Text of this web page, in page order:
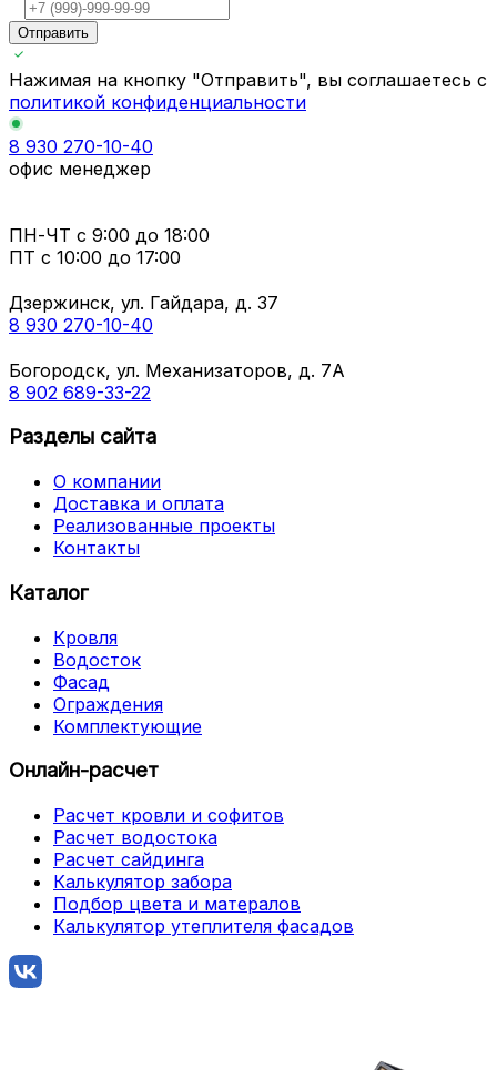
Отправить
Нажимая на кнопку "Отправить", вы соглашаетесь с
политикой конфиденциальности
8 930 270-10-40
офис менеджер
ПН-ЧТ с 9:00 до 18:00
ПТ с 10:00 до 17:00
Дзержинск, ул. Гайдара, д. 37
8 930 270-10-40
Богородск, ул. Механизаторов, д. 7А
8 902 689-33-22
Разделы сайта
О компании
Доставка и оплата
Реализованные проекты
Контакты
Каталог
Кровля
Водосток
Фасад
Ограждения
Комплектующие
Онлайн-расчет
Расчет кровли и софитов
Расчет водостока
Расчет сайдинга
Калькулятор забора
Подбор цвета и матералов
Калькулятор утеплителя фасадов